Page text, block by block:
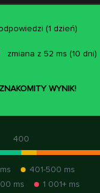
(1 dzień)
zmiana z 52 ms (10 dni)
ZNAKOMITY WYNIK!
400
401-500 ms
ms
1 001+ ms